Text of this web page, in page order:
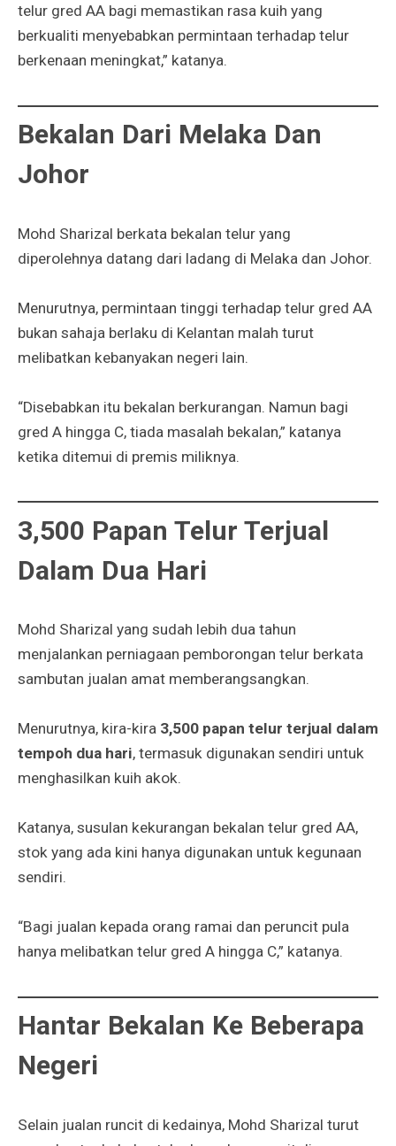
telur gred AA bagi memastikan rasa kuih yang
berkualiti menyebabkan permintaan terhadap telur
berkenaan meningkat,” katanya.
Bekalan Dari Melaka Dan
Johor
Mohd Sharizal berkata bekalan telur yang
diperolehnya datang dari ladang di Melaka dan Johor.
Menurutnya, permintaan tinggi terhadap telur gred AA
bukan sahaja berlaku di Kelantan malah turut
melibatkan kebanyakan negeri lain.
“Disebabkan itu bekalan berkurangan. Namun bagi
gred A hingga C, tiada masalah bekalan,” katanya
ketika ditemui di premis miliknya.
3,500 Papan Telur Terjual
Dalam Dua Hari
Mohd Sharizal yang sudah lebih dua tahun
menjalankan perniagaan pemborongan telur berkata
sambutan jualan amat memberangsangkan.
Menurutnya, kira-kira 3,500 papan telur terjual dalam
tempoh dua hari, termasuk digunakan sendiri untuk
menghasilkan kuih akok.
Katanya, susulan kekurangan bekalan telur gred AA,
stok yang ada kini hanya digunakan untuk kegunaan
sendiri.
“Bagi jualan kepada orang ramai dan peruncit pula
hanya melibatkan telur gred A hingga C,” katanya.
Hantar Bekalan Ke Beberapa
Negeri
Selain jualan runcit di kedainya, Mohd Sharizal turut